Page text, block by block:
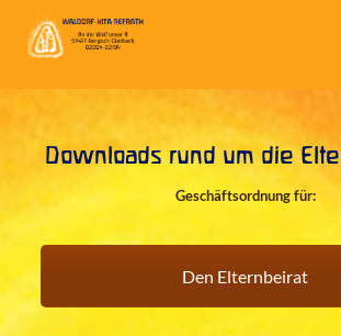
Downloads rund um die
Geschäftsordnung für:
Den Elternbeirat